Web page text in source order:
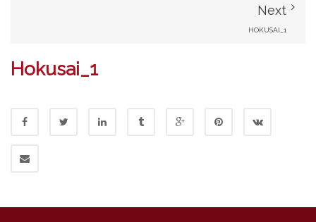
Next
HOKUSAI_1
Hokusai_1